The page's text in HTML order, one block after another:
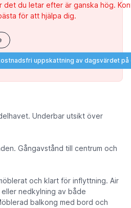
det du letar efter är ganska hög.
för att hjälpa dig.
uppskattning av dagsvärdet
Underbar utsikt över
Gångavstånd till centrum och
och klart för inflyttning. Air
nedkylning av både
balkong med bord och